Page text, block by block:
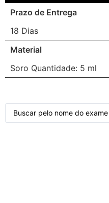
Prazo de Entrega
18 Dias
Material
Soro Quantidade: 5 ml